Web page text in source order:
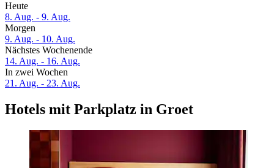
Heute
8. Aug. - 9. Aug.
Morgen
9. Aug. - 10. Aug.
Nächstes Wochenende
14. Aug. - 16. Aug.
In zwei Wochen
21. Aug. - 23. Aug.
Hotels mit Parkplatz in Groet